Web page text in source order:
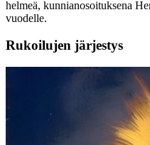
helmeä, kunnianosoituksena
vuodelle.
Rukoilujen järjestys